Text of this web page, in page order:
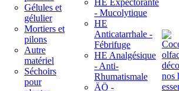
Gélules et
gélulier
Mortiers et
pilons
Autre
matériel
Séchoirs
pour
HE Expectorante
- Mucolytique
HE
Anticatarrhale -
Fébrifuge
HE Analgésique
- Anti-
Rhumatismale
ÄÖ -